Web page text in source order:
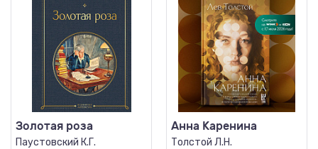
Золотая роза
Паустовский К.Г.
Анна Каренина
Толстой Л.Н.